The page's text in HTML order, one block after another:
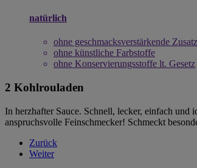
natürlich
ohne geschmacksverstärkende
ohne künstliche Farbstoffe
ohne Konservierungsstoffe lt. Gesetz
2 Kohlrouladen
In herzhafter Sauce. Schnell, lecker, einfach
anspruchsvolle Feinschmecker! Schmeckt
Zurück
Weiter